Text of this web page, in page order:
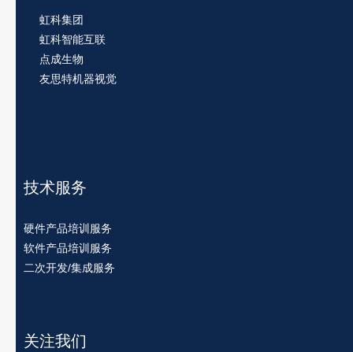
虹科集团
虹科智能互联
点成生物
友思特机器视觉
技术服务
硬件产品培训服务
软件产品培训服务
二次开发/集成服务
关注我们